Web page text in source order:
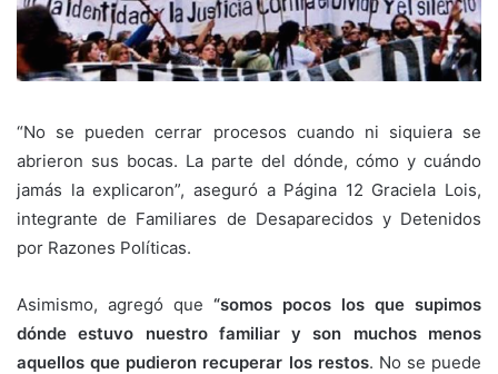
“No se pueden cerrar procesos cuando ni siquiera se
abrieron sus bocas. La parte del dónde, cómo y cuándo
jamás la explicaron”, aseguró a Página 12 Graciela Lois,
integrante de Familiares de Desaparecidos y Detenidos
por Razones Políticas.
Asimismo, agregó que “somos pocos los que supimos
dónde estuvo nuestro familiar y son muchos menos
aquellos que pudieron recuperar los restos. No se puede